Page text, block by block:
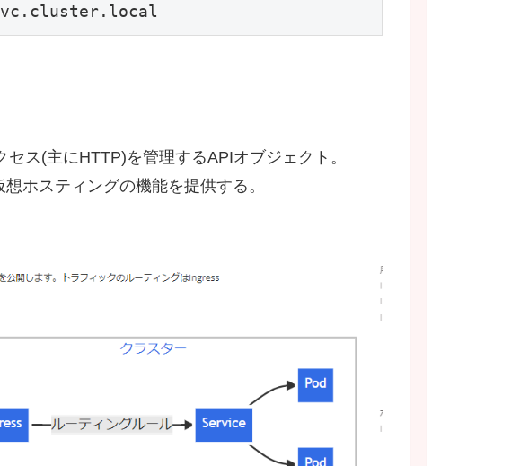
ス(主にHTTP)を管理するAPIオブジェクト。
ホスティングの機能を提供する。